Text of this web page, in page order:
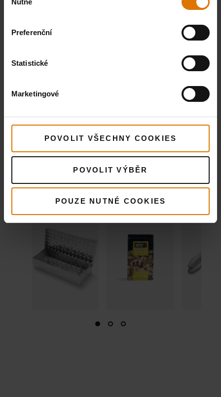
souhlasu
Nutné
Preferenční
Statistické
Marketingové
POVOLIT VŠECHNY COOKIES
POVOLIT VÝBĚR
POUZE NUTNÉ COOKIES
Doporučené nástroje
Zobrazit
podrobnosti
lupínky
jablko
Zobrazit